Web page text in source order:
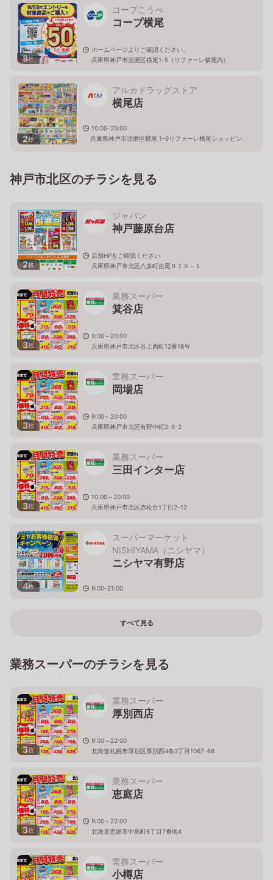
8枚
コープこうべ
コープ横尾
ホームページよりご確認ください。
兵庫県神戸市須磨区横尾1-5（リファーレ横尾内）
2枚
アルカドラッグストア
横尾店
10:00-20:00
兵庫県神戸市須磨区横尾 1-6リファーレ横尾ショッピン
グセンター 2Ｆ
神戸市北区のチラシを見る
2枚
ジャパン
神戸藤原台店
店舗HPをご確認ください
兵庫県神戸市北区八多町吉尾８７９－１
3枚
業務スーパー
箕谷店
9:00～20:00
兵庫県神戸市北区谷上西町12番18号
3枚
業務スーパー
岡場店
9:00～20:00
兵庫県神戸市北区有野中町2-8-2
3枚
業務スーパー
三田インター店
10:00～20:00
兵庫県神戸市北区赤松台1丁目2-12
4枚
スーパーマーケット
NISHIYAMA（ニシヤマ）
ニシヤマ有野店
9:00-21:00
すべて見る
業務スーパーのチラシを見る
3枚
業務スーパー
厚別西店
9:00～22:00
北海道札幌市厚別区厚別西4条3丁目1067-68
3枚
業務スーパー
恵庭店
9:00～22:00
北海道恵庭市中島町6丁目7番地4
業務スーパー
小樽店